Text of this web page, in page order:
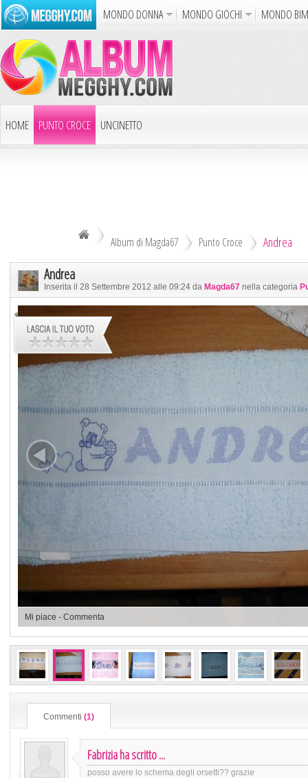
MONDO DONNA MONDO GIOCHI MONDO
Album Punto Croce Cucina
Azione Puzzle
Gif
HOME PUNTO CROCE UNCINETTO
Album di Magda67 Punto Croce Andrea
Andrea
Inserita il 28 Settembre 2012 alle 09:24 da Magda67 nella categoria
Mi piace - Commenta
Commenti (1)
Fabrizia ha scritto ...
posso avere lo schema degli orsetti?? grazie